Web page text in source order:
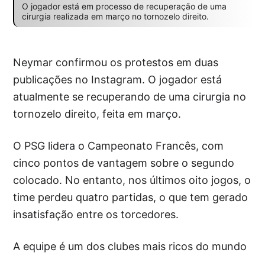
O jogador está em processo de recuperação de uma
cirurgia realizada em março no tornozelo direito.
Neymar confirmou os protestos em duas
publicações no Instagram. O jogador está
atualmente se recuperando de uma cirurgia no
tornozelo direito, feita em março.
O PSG lidera o Campeonato Francês, com
cinco pontos de vantagem sobre o segundo
colocado. No entanto, nos últimos oito jogos, o
time perdeu quatro partidas, o que tem gerado
insatisfação entre os torcedores.
A equipe é um dos clubes mais ricos do mundo